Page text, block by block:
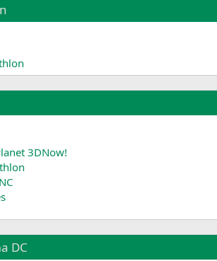
3DNow!
DC